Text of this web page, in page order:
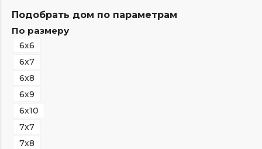
Подобрать дом по параметрам
По размеру
6х6
6х7
6х8
6х9
6х10
7х7
7х8